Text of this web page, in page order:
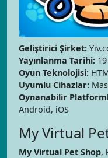
Geliştirici Şirket:
Yayınlanma Tarihi:
Oyun Teknolojisi:
Uyumlu Cihazlar:
Oynanabilir
Android, iOS
My Virtual
My Virtual Pet Shop,